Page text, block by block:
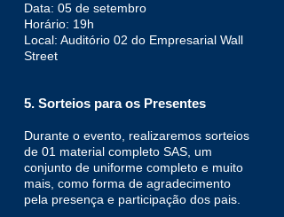
Data: 05 de setembro
Horário: 19h
Local: Auditório 02 do Empresarial Wall
Street
5. Sorteios para os Presentes
Durante o evento, realizaremos sorteios
de 01 material completo SAS, um
conjunto de uniforme completo e muito
mais, como forma de agradecimento
pela presença e participação dos pais.